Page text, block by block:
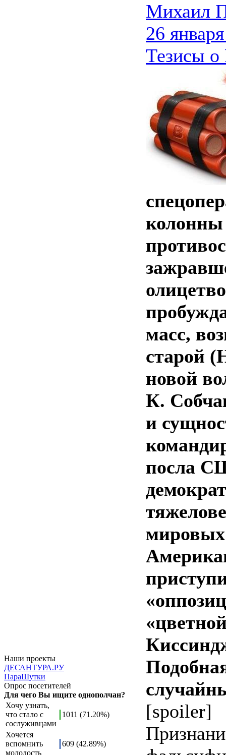
Наши проекты
ДЕСАНТУРА.РУ
ПараШутки
Опрос посетителей
Для чего Вы ищите однополчан?
Хочу узнать,
что стало с
сослуживцами
1011 (71.20%)
Хочется
вспомнить
молодость
609 (42.89%)
Михаил
26
Тезисы
масс,
старой
новой
К.
и
посла
[spoiler]